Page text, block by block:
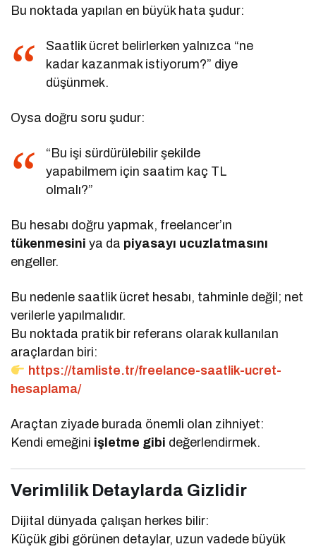
Bu noktada yapılan en büyük hata şudur:
Saatlik ücret belirlerken yalnızca “ne
kadar kazanmak istiyorum?” diye
düşünmek.
Oysa doğru soru şudur:
“Bu işi sürdürülebilir şekilde
yapabilmem için saatim kaç TL
olmalı?”
Bu hesabı doğru yapmak, freelancer’ın
tükenmesini ya da piyasayı ucuzlatmasını
engeller.
Bu nedenle saatlik ücret hesabı, tahminle değil; net
verilerle yapılmalıdır.
Bu noktada pratik bir referans olarak kullanılan
araçlardan biri:
https://tamliste.tr/freelance-saatlik-ucret-
hesaplama/
Araçtan ziyade burada önemli olan zihniyet:
Kendi emeğini işletme gibi değerlendirmek.
Verimlilik Detaylarda Gizlidir
Dijital dünyada çalışan herkes bilir:
Küçük gibi görünen detaylar, uzun vadede büyük